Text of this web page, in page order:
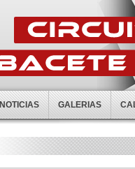
NOTICIAS GALERIAS